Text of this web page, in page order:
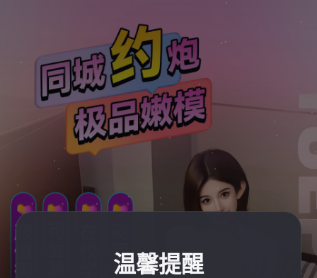
温馨提醒